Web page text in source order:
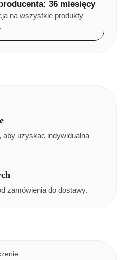
36 miesięcy
na wszystkie produkty
aby uzyskac indywidualna
zamówienia do dostawy.